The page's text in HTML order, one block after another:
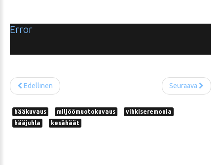
Error
Edellinen Seuraava
hääkuvaus miljöömuotokuvaus
vihkiseremonia
hääjuhla
kesähäät